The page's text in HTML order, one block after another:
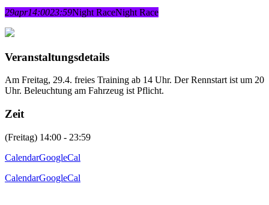
29apr14:0023:59Night RaceNight Race
Veranstaltungsdetails
Am Freitag, 29.4. freies Training ab 14 Uhr. Der Rennstart ist um 20
Uhr. Beleuchtung am Fahrzeug ist Pflicht.
Zeit
(Freitag) 14:00 - 23:59
CalendarGoogleCal
CalendarGoogleCal